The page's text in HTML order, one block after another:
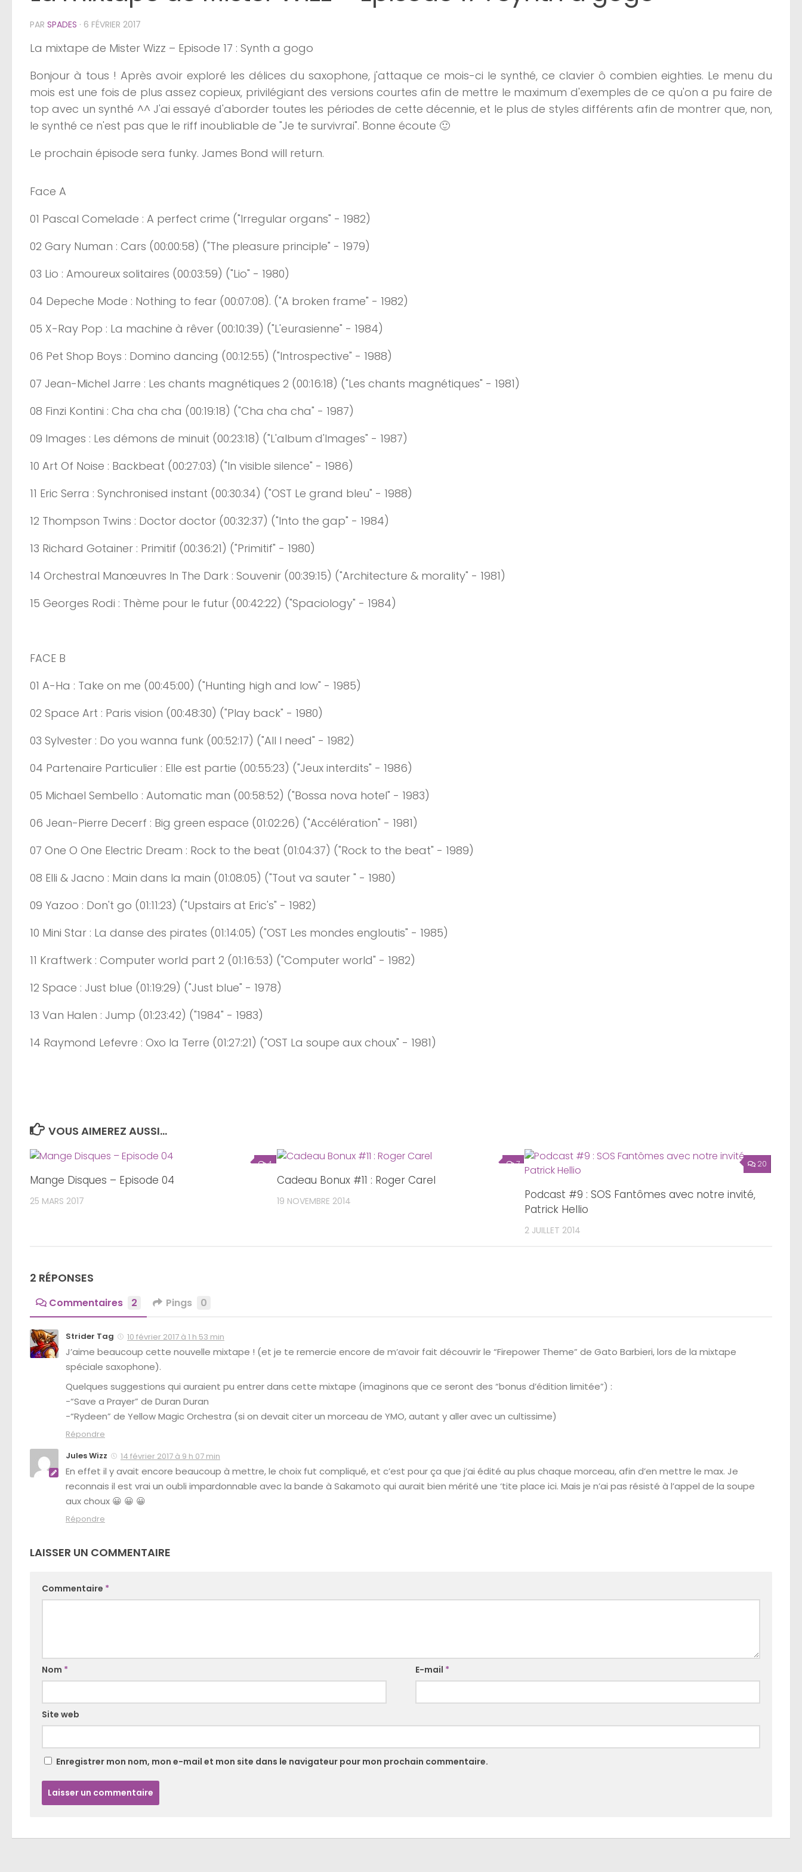
PAR SPADES · 6 FÉVRIER 2017
La mixtape de Mister Wizz – Episode 17 : Synth a gogo
Bonjour à tous ! Après avoir exploré les délices du saxophone, j'attaque ce mois-ci le synthé, ce clavier ô combien eighties. Le menu du
mois est une fois de plus assez copieux, privilégiant des versions courtes afin de mettre le maximum d'exemples de ce qu'on a pu faire de
top avec un synthé ^^ J'ai essayé d'aborder toutes les périodes de cette décennie, et le plus de styles différents afin de montrer que, non,
le synthé ce n'est pas que le riff inoubliable de "Je te survivrai". Bonne écoute 🙂
Le prochain épisode sera funky. James Bond will return.
Face A
01 Pascal Comelade : A perfect crime ("Irregular organs" - 1982)
02 Gary Numan : Cars (00:00:58) ("The pleasure principle" - 1979)
03 Lio : Amoureux solitaires (00:03:59) ("Lio" - 1980)
04 Depeche Mode : Nothing to fear (00:07:08). ("A broken frame" - 1982)
05 X-Ray Pop : La machine à rêver (00:10:39) ("L'eurasienne" - 1984)
06 Pet Shop Boys : Domino dancing (00:12:55) ("Introspective" - 1988)
07 Jean-Michel Jarre : Les chants magnétiques 2 (00:16:18) ("Les chants magnétiques" - 1981)
08 Finzi Kontini : Cha cha cha (00:19:18) ("Cha cha cha" - 1987)
09 Images : Les démons de minuit (00:23:18) ("L'album d'Images" - 1987)
10 Art Of Noise : Backbeat (00:27:03) ("In visible silence" - 1986)
11 Eric Serra : Synchronised instant (00:30:34) ("OST Le grand bleu" - 1988)
12 Thompson Twins : Doctor doctor (00:32:37) ("Into the gap" - 1984)
13 Richard Gotainer : Primitif (00:36:21) ("Primitif" - 1980)
14 Orchestral Manœuvres In The Dark : Souvenir (00:39:15) ("Architecture & morality" - 1981)
15 Georges Rodi : Thème pour le futur (00:42:22) ("Spaciology" - 1984)
FACE B
01 A-Ha : Take on me (00:45:00) ("Hunting high and low" - 1985)
02 Space Art : Paris vision (00:48:30) ("Play back" - 1980)
03 Sylvester : Do you wanna funk (00:52:17) ("All I need" - 1982)
04 Partenaire Particulier : Elle est partie (00:55:23) ("Jeux interdits" - 1986)
05 Michael Sembello : Automatic man (00:58:52) ("Bossa nova hotel" - 1983)
06 Jean-Pierre Decerf : Big green espace (01:02:26) ("Accélération" - 1981)
07 One O One Electric Dream : Rock to the beat (01:04:37) ("Rock to the beat" - 1989)
08 Elli & Jacno : Main dans la main (01:08:05) ("Tout va sauter " - 1980)
09 Yazoo : Don't go (01:11:23) ("Upstairs at Eric's" - 1982)
10 Mini Star : La danse des pirates (01:14:05) ("OST Les mondes engloutis" - 1985)
11 Kraftwerk : Computer world part 2 (01:16:53) ("Computer world" - 1982)
12 Space : Just blue (01:19:29) ("Just blue" - 1978)
13 Van Halen : Jump (01:23:42) ("1984" - 1983)
14 Raymond Lefevre : Oxo la Terre (01:27:21) ("OST La soupe aux choux" - 1981)
VOUS AIMEREZ AUSSI...
4
Mange Disques – Episode 04
25 MARS 2017
7
Cadeau Bonux #11 : Roger Carel
19 NOVEMBRE 2014
20
Podcast #9 : SOS Fantômes avec notre invité,
Patrick Hellio
2 JUILLET 2014
2 RÉPONSES
Commentaires 2 Pings 0
Strider Tag 10 février 2017 à 1 h 53 min
J’aime beaucoup cette nouvelle mixtape ! (et je te remercie encore de m’avoir fait découvrir le “Firepower Theme” de Gato Barbieri, lors de la mixtape
spéciale saxophone).
Quelques suggestions qui auraient pu entrer dans cette mixtape (imaginons que ce seront des “bonus d’édition limitée”) :
-“Save a Prayer” de Duran Duran
-“Rydeen” de Yellow Magic Orchestra (si on devait citer un morceau de YMO, autant y aller avec un cultissime)
Répondre
Jules Wizz
14 février 2017 à 9 h 07 min
En effet il y avait encore beaucoup à mettre, le choix fut compliqué, et c’est pour ça que j’ai édité au plus chaque morceau, afin d’en mettre le max. Je
reconnais il est vrai un oubli impardonnable avec la bande à Sakamoto qui aurait bien mérité une ‘tite place ici. Mais je n’ai pas résisté à l’appel de la soupe
aux choux 😀 😀 😀
Répondre
LAISSER UN COMMENTAIRE
Commentaire *
Nom * E-mail *
Site web
Enregistrer mon nom, mon e-mail et mon site dans le navigateur pour mon prochain commentaire.